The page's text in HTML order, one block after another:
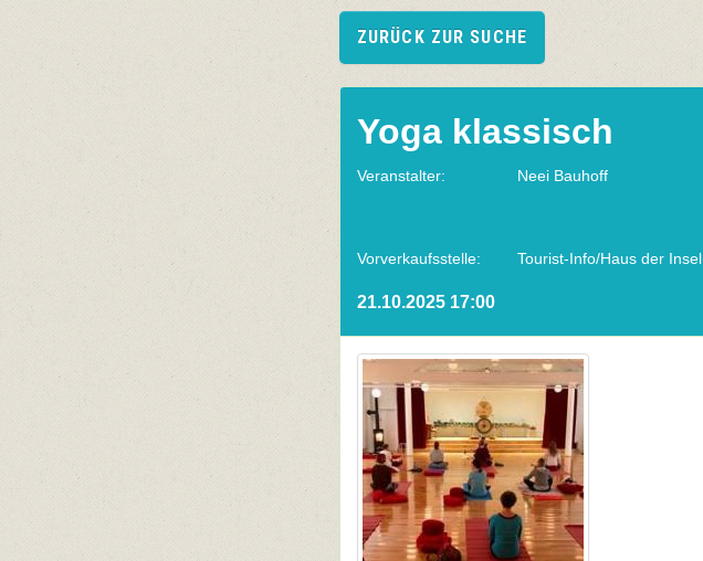
ZURÜCK ZUR SUCHE
Yoga klassisch
Veranstalter: Neei Bauhoff
Vorverkaufsstelle:
Tourist-Info/Haus der Insel
21.10.2025 17:00